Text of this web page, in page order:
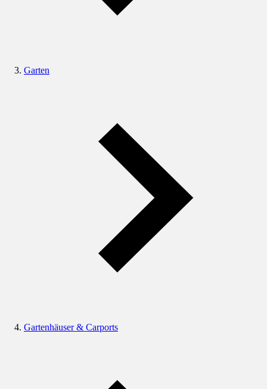
Garten
Gartenhäuser & Carports